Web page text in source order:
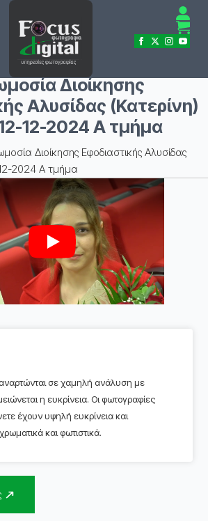
Διοίκησης
Αλυσίδας (Κατερίνη)
12-2024 Α τμήμα
Διοίκησης Εφοδιαστικής Αλυσίδας
2024 Α τμήμα
Play
σε χαμηλή ανάλυση με
η ευκρίνεια. Οι φωτογραφίες
έχουν υψηλή ευκρίνεια και
και φωτιστικά.